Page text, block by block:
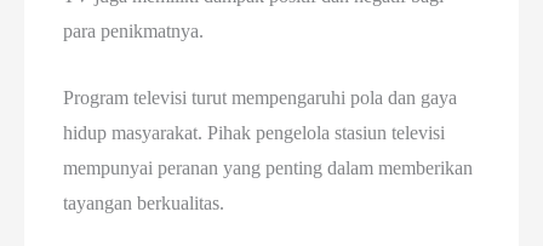
para penikmatnya.
Program televisi turut mempengaruhi pola dan gaya
hidup masyarakat. Pihak pengelola stasiun televisi
mempunyai peranan yang penting dalam memberikan
tayangan berkualitas.